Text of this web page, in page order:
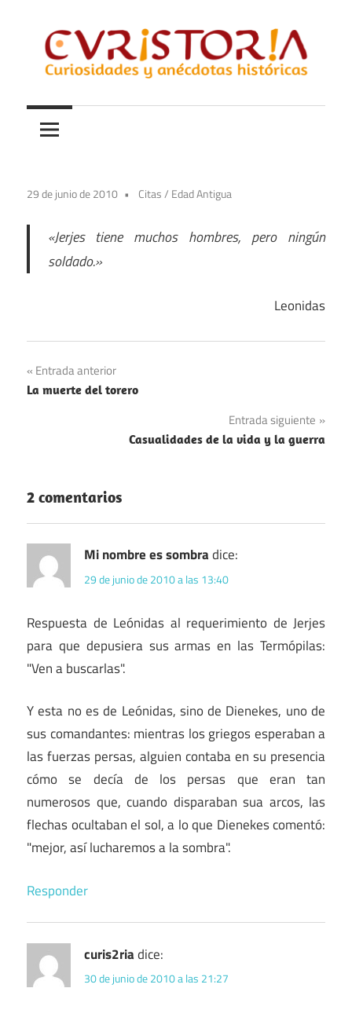
contenido
Curistoria
y
anécdotas
historia
29 de junio de 2010 Citas/ Edad Antigua
«Jerjes tiene muchos hombres, pero ningún
soldado.»
Leonidas
Navegación
de
Entrada anterior
La muerte del torero
Entrada siguiente
Casualidades de la vida y la guerra
2 comentarios
Mi nombre es sombradice:
29 de junio de 2010 a las 13:40
Respuesta de Leónidas al requerimiento de Jerjes
para que depusiera sus armas en las Termópilas:
"Ven a buscarlas".
Y esta no es de Leónidas, sino de Dienekes, uno de
sus comandantes: mientras los griegos esperaban a
las fuerzas persas, alguien contaba en su presencia
cómo se decía de los persas que eran tan
numerosos que, cuando disparaban sua arcos, las
flechas ocultaban el sol, a lo que Dienekes comentó:
"mejor, así lucharemos a la sombra".
Responder
curis2riadice:
30 de junio de 2010 a las 21:27